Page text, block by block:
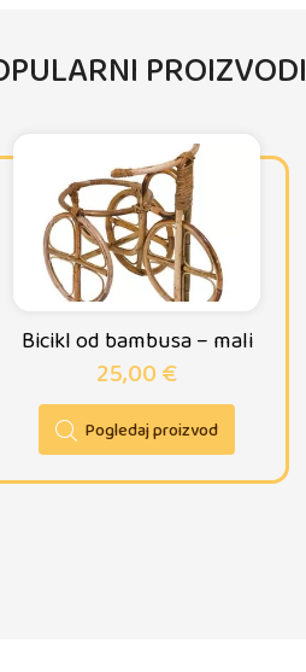
PROIZVODI
Bicikl od bambusa – mali
25,00€
Pogledaj proizvod